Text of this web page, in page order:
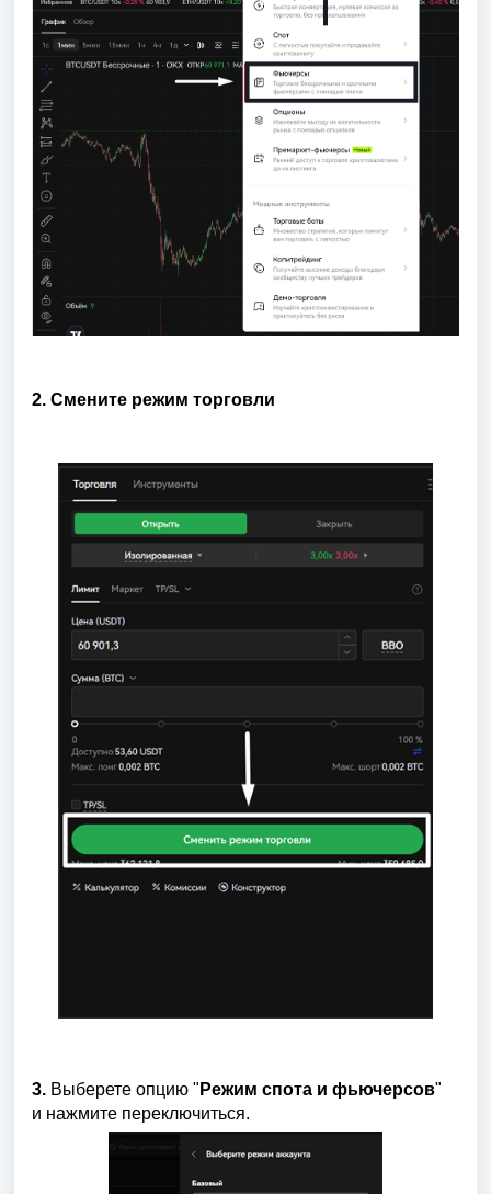
2. Смените режим торговли
3. Выберете опцию " Режим спота и фьючерсов"
и нажмите переключиться.